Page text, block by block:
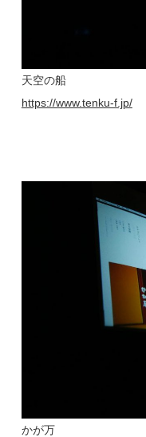
天空の船
https://www.tenku-f.jp/
かが万